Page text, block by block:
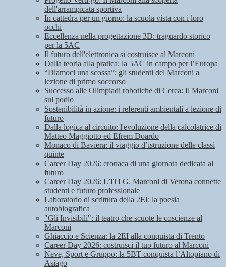
dell'arrampicata sportiva
In cattedra per un giorno: la scuola vista con i loro
occhi
Eccellenza nella progettazione 3D: traguardo storico
per la 5AC
Il futuro dell'elettronica si costruisce al Marconi
Dalla teoria alla pratica: la 5AC in campo per l’Europa
“Diamoci una scossa”: gli studenti del Marconi a
lezione di primo soccorso
Successo alle Olimpiadi robotiche di Cerea: Il Marconi
sul podio
Sostenibilità in azione: i referenti ambientali a lezione di
futuro
Dalla logica al circuito: l'evoluzione della calcolatrice di
Matteo Maggiotto ed Efrem Doardo
Monaco di Baviera: il viaggio d’istruzione delle classi
quinte
Career Day 2026: cronaca di una giornata dedicata al
futuro
Career Day 2026: L’ITI G. Marconi di Verona connette
studenti e futuro professionale
Laboratorio di scrittura della 2EI: la poesia
autobiografica
"Gli Invisibili": il teatro che scuote le coscienze al
Marconi
Ghiaccio e Scienza: la 2EI alla conquista di Trento
Career Day 2026: costruisci il tuo futuro al Marconi
Neve, Sport e Gruppo: la 5BT conquista l’Altopiano di
Asiago